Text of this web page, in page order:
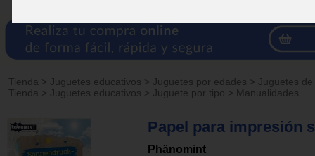
Tienda > Juguetes educativos > Juguetes por edades > Juguetes
Tienda
> Juguetes educativos > Juguete por tipo > Manualidades
Papel para impresión
Phänomint